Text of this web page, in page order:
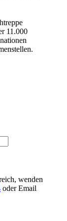
11.000
wenden
oder Email